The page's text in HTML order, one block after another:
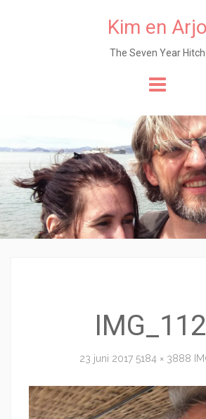
Kim en Arjo
The Seven Year Hitch
content
23 juni 2017 5184 × 3888